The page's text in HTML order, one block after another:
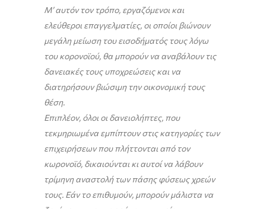
Μ’ αυτόν τον τρόπο, εργαζόμενοι και
ελεύθεροι επαγγελματίες, οι οποίοι βιώνουν
μεγάλη μείωση του εισοδήματός τους λόγω
του κορονοϊού, θα μπορούν να αναβάλουν τις
δανειακές τους υποχρεώσεις και να
διατηρήσουν βιώσιμη την οικονομική τους
θέση.
Επιπλέον, όλοι οι δανειολήπτες, που
τεκμηριωμένα εμπίπτουν στις κατηγορίες των
επιχειρήσεων που πλήττονται από τον
κωρονοϊό, δικαιούνται κι αυτοί να λάβουν
τρίμηνη αναστολή των πάσης φύσεως χρεών
τους. Εάν το επιθυμούν, μπορούν μάλιστα να